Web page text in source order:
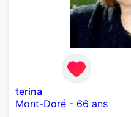
terina
Mont-Doré - 66 ans